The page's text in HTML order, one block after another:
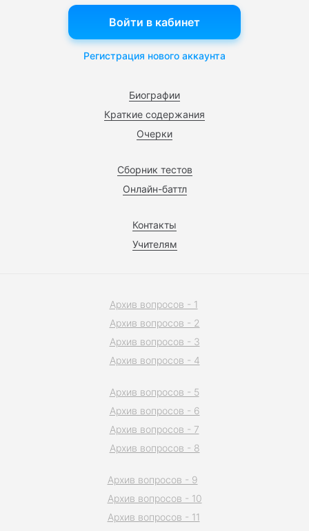
Биографии
Краткие содержания
Очерки
Сборник тестов
Онлайн-баттл
Контакты
Учителям
Войти в кабинет
Регистрация нового аккаунта
Архив вопросов - 1
Архив вопросов - 2
Архив вопросов - 3
Архив вопросов - 4
Архив вопросов - 5
Архив вопросов - 6
Архив вопросов - 7
Архив вопросов - 8
Архив вопросов - 9
Архив вопросов - 10
Архив вопросов - 11